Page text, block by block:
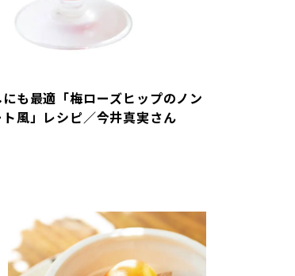
も最適「梅ローズヒップのノン
風」レシピ／今井真実さん